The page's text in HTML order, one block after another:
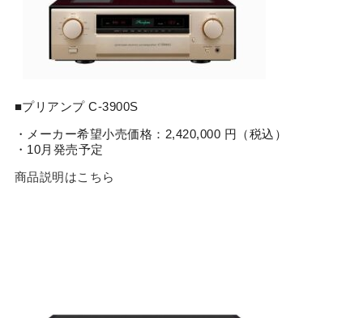
■プリアンプ C-3900S
・メーカー希望小売価格：2,420,000 円（税込）
・10月発売予定
商品説明はこちら